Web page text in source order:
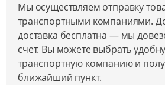
Мы осуществляем отправку
транспортными компаниями.
доставка бесплатна — мы
счет. Вы можете выбрать
транспортную компанию и
ближайший пункт.